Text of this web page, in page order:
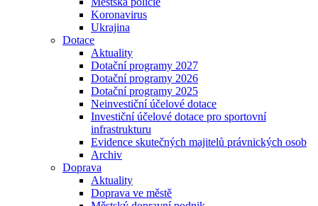
Koronavirus
Ukrajina
Dotace
Aktuality
Dotační programy 2027
Dotační programy 2026
Dotační programy 2025
Neinvestiční účelové dotace
Investiční účelové dotace pro sportovní
infrastrukturu
Evidence skutečných majitelů právnických osob
Archiv
Doprava
Aktuality
Doprava ve městě